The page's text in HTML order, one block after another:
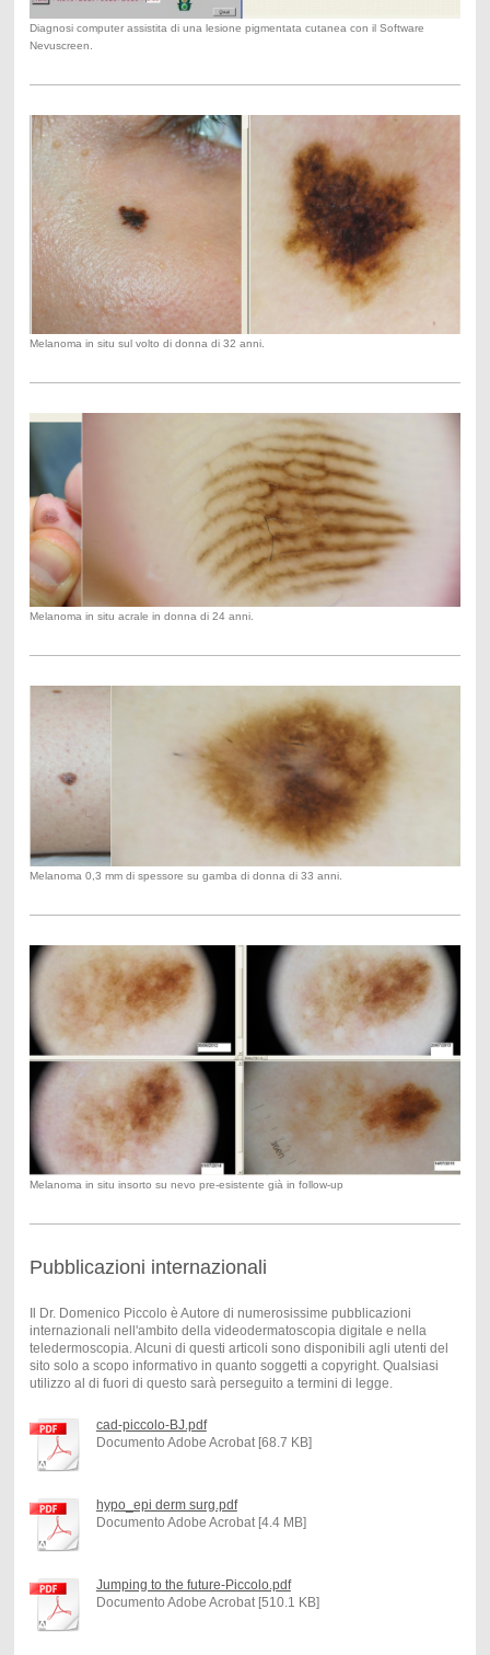
Diagnosi computer assistita di una lesione pigmentata cutanea con il Software
Nevuscreen.
Melanoma in situ sul volto di donna di 32 anni.
Melanoma in situ acrale in donna di 24 anni.
Melanoma 0,3 mm di spessore su gamba di donna di 33 anni.
Melanoma in situ insorto su nevo pre-esistente già in follow-up
Pubblicazioni internazionali
Il Dr. Domenico Piccolo è Autore di numerosissime pubblicazioni
internazionali nell'ambito della videodermatoscopia digitale e nella
teledermoscopia. Alcuni di questi articoli sono disponibili agli u tenti del
sito solo a scopo informativo in quanto soggetti a copyright. Qualsiasi
utilizzo al di fuori di questo sarà perseguito a termini di legge.
cad-piccolo-BJ.pdf
Documento Adobe Acrobat [68.7 KB]
hypo_epi derm surg.pdf
Documento Adobe Acrobat [4.4 MB]
Jumping to the future-Piccolo.pdf
Documento Adobe Acrobat [510.1 KB]